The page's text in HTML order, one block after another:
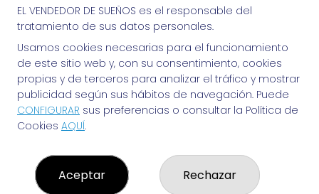
Si puedes soñarlo, puedes hacerlo, ¡mucha
suerte!
EL VENDEDOR DE SUEÑOS
¿Quiénes somos?
Resultados
Contacto
Empresas
EL VENDEDOR DE SUEÑOS es el responsable del
tratamiento de sus datos personales.
Usamos cookies necesarias para el funcionamiento
de este sitio web y, con su consentimiento, cookies
propias y de terceros para analizar el tráfico y mostrar
publicidad según sus hábitos de navegación. Puede
CONFIGURAR sus preferencias o consultar la Política de
Cookies AQUÍ.
Aceptar Rechazar